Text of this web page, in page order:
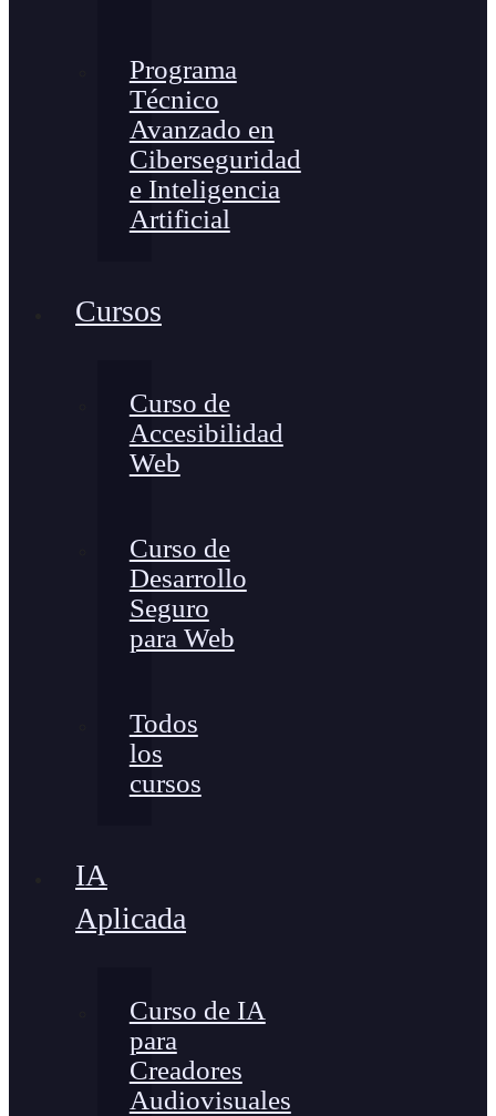
Programa
Técnico
Avanzado en
Ciberseguridad
e Inteligencia
Artificial
Cursos
Curso de
Accesibilidad
Web
Curso de
Desarrollo
Seguro
para Web
Todos
los
cursos
IA
Aplicada
Curso de IA
para
Creadores
Audiovisuales